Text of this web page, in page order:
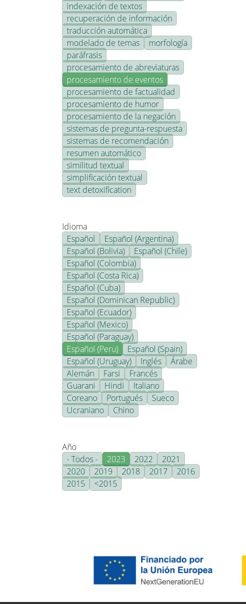
indexación de textos
recuperación de información
traducción automática
modelado de temas
morfología
paráfrasis
procesamiento de abreviaturas
procesamiento de eventos
procesamiento de factualidad
procesamiento de humor
procesamiento de la negación
sistemas de pregunta-respuesta
sistemas de recomendación
resumen automático
similitud textual
simplificación textual
text detoxification
Idioma
Español
Español (Argentina)
Español (Bolivia)
Español (Chile)
Español (Colombia)
Español (Costa Rica)
Español (Cuba)
Español (Dominican Republic)
Español (Ecuador)
Español (Mexico)
Español (Paraguay)
Español (Peru)
Español (Spain)
Español (Uruguay)
Inglés
Árabe
Alemán
Farsi
Francés
Guarani
Hindi
Italiano
Coreano
Portugués
Sueco
Ucraniano
Chino
Año
- Todos -
2023 2022
2021
2020
2019 2018 2017
2016
2015
<2015